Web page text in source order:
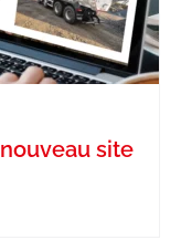
site